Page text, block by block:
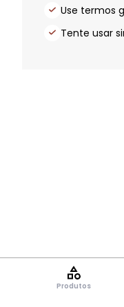
Produtos
Use termos
Tente usar